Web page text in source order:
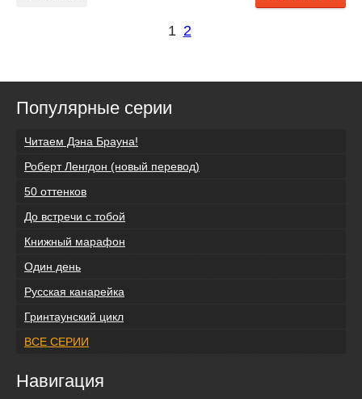
1 2
Популярные серии
Читаем Дэна Брауна!
Роберт Ленгдон (новый перевод)
50 оттенков
До встречи с тобой
Книжный марафон
Один день
Русская канарейка
Гринтаунский цикл
ВСЕ СЕРИИ
Навигация